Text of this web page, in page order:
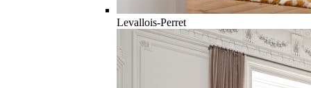
Levallois-Perret